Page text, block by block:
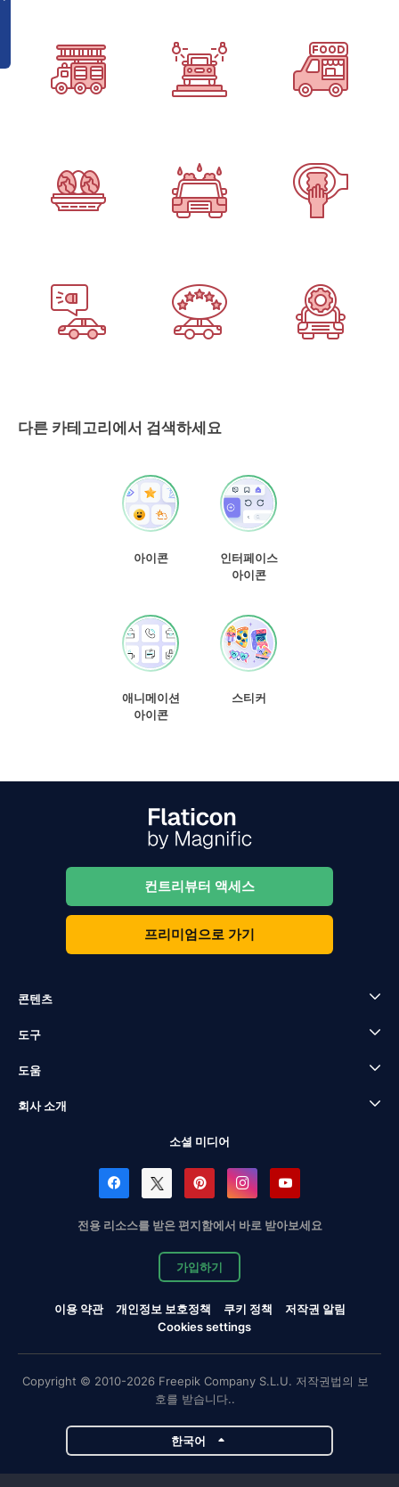
다른 카테고리에서 검색하세요
아이콘
인터페이스
아이콘
애니메이션
아이콘
스티커
컨트리뷰터 액세스
프리미엄으로 가기
콘텐츠
도구
도움
회사 소개
소셜 미디어
전용 리소스를 받은 편지함에서 바로 받아보세요
가입하기
이용 약관 개인정보 보호정책 쿠키 정책
저작권 알림
Cookies settings
Copyright © 2010-2026 Freepik Company S.L.U. 저작권법의 보
호를 받습니다..
한국어